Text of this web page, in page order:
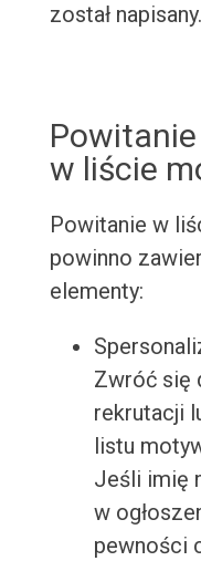
został napisany.
w liście
Powitanie w
powinno
elementy:
Zwróć się
rekrutacji
listu
Jeśli imię
w
pewności